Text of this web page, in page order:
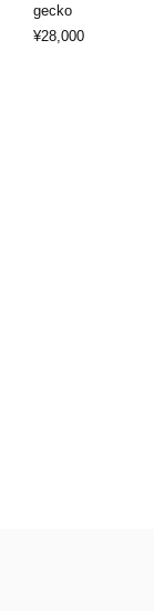
gecko
¥28,000